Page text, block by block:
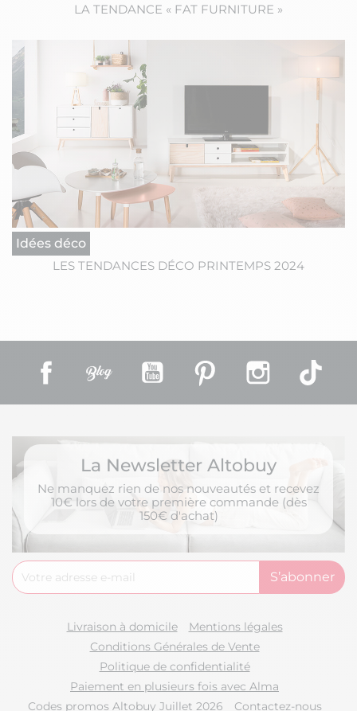
LA TENDANCE « FAT FURNITURE »
Idées déco
LES TENDANCES DÉCO PRINTEMPS 2024
Facebook YouTube Pinterest Instagram
La Newsletter Altobuy
Ne manquez rien de nos nouveautés et recevez
10€ lors de votre première commande (dès
150€ d'achat)
Livraison à domicile
Mentions légales
Conditions Générales de Vente
Politique de confidentialité
Paiement en plusieurs fois avec Alma
Codes promos Altobuy Juillet 2026
Contactez-nous